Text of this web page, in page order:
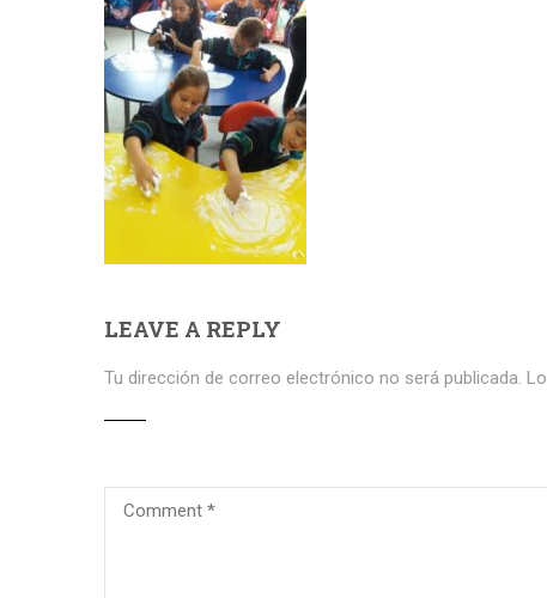
LEAVE A REPLY
Tu dirección de correo electrónico no será publicada.